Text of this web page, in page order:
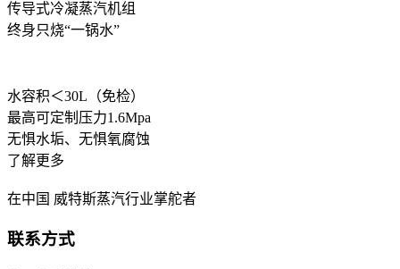
传导式冷凝蒸汽机组
终身只烧“一锅水”
水容积＜30L（免检）
最高可定制压力1.6Mpa
无惧水垢、无惧氧腐蚀
了解更多
在中国 威特斯蒸汽行业掌舵者
联系方式